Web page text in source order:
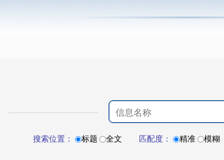
搜索位置： 标题 全文 匹配度： 精准 模糊